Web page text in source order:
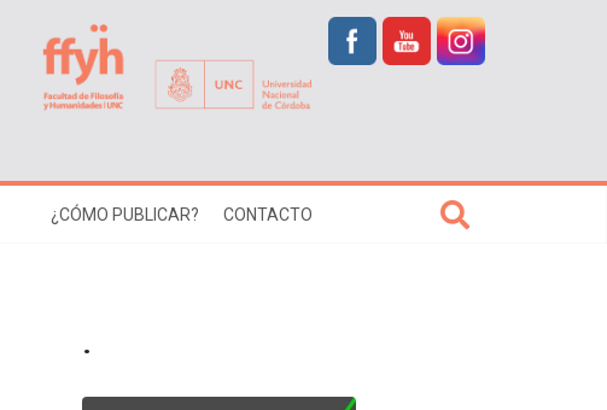
¿CÓMO PUBLICAR? CONTACTO
.